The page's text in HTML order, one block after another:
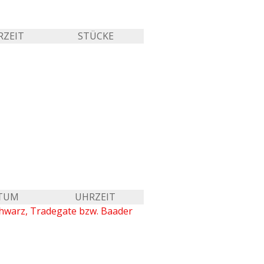
STÜCKE
UHRZEIT
Tradegate bzw. Baader